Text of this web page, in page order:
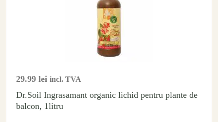
29.99 lei incl. TVA
Dr.Soil Ingrasamant organic lichid pentru plante de
balcon, 1litru